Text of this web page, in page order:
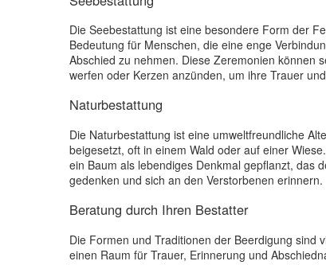
Die Seebestattung ist eine besondere Form der
Bedeutung für Menschen, die eine enge
Abschied zu nehmen. Diese Zeremonien können
werfen oder Kerzen anzünden, um ihre Trauer
Naturbestattung
Die Naturbestattung ist eine umweltfreundliche
beigesetzt, oft in einem Wald oder auf einer
ein Baum als lebendiges Denkmal gepflanzt, das
gedenken und sich an den Verstorbenen erinnern.
Beratung durch Ihren Bestatter
Die Formen und Traditionen der Beerdigung sind
einen Raum für Trauer, Erinnerung und